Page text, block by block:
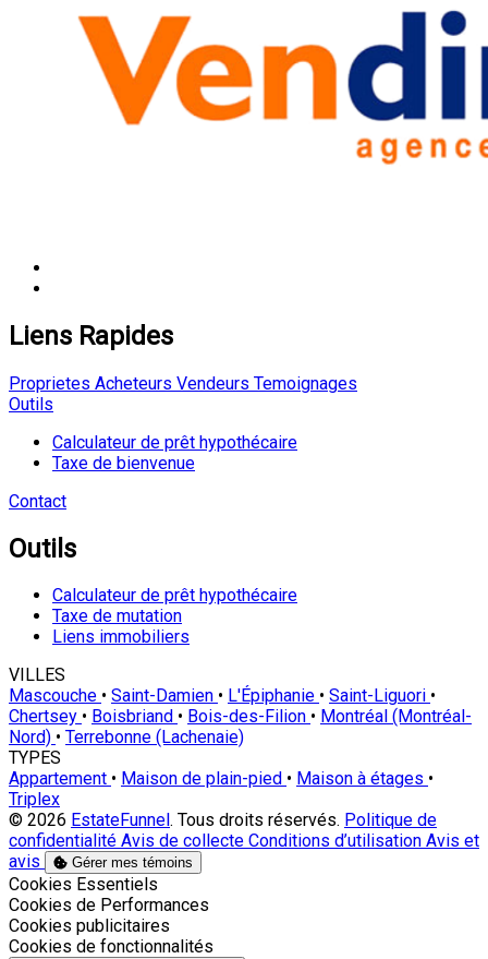
Liens Rapides
Proprietes Acheteurs Vendeurs Temoignages
Outils
Calculateur de prêt hypothécaire
Taxe de bienvenue
Contact
Outils
Calculateur de prêt hypothécaire
Taxe de mutation
Liens immobiliers
VILLES
Mascouche • Saint-Damien • L'Épiphanie • Saint-Liguori •
Chertsey • Boisbriand • Bois-des-Filion • Montréal (Montréal-
Nord) • Terrebonne (Lachenaie)
TYPES
Appartement • Maison de plain-pied • Maison à étages •
Triplex
© 2026 EstateFunnel . Tous droits réservés. Politique de
confidentialité Avis de collecte Conditions d’utilisation Avis et
avis
Gérer mes témoins
Activer
Cookies Essentiels
Activer
Cookies de Performances
Activer
Cookies publicitaires
Activer
Cookies de fonctionnalités